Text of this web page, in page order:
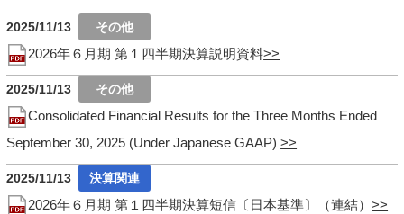
2025/11/13
2026年６月期 第１四半期決算説明資料
2025/11/13
Consolidated Financial Results for the Three Months Ended
September 30, 2025 (Under Japanese GAAP)
2025/11/13
2026年６月期 第１四半期決算短信〔日本基準〕（連結）